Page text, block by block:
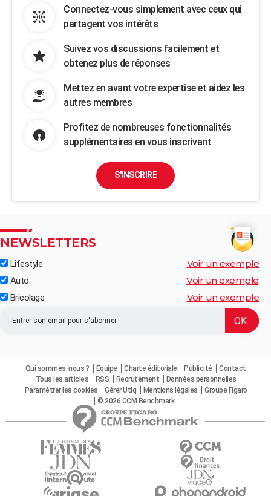
Connectez-vous simplement avec ceux qui
partagent vos intérêts
Suivez vos discussions facilement et
obtenez plus de réponses
Mettez en avant votre expertise et aidez les
autres membres
Profitez de nombreuses fonctionnalités
supplémentaires en vous inscrivant
S'INSCRIRE
NEWSLETTERS
Lifestyle Voir un exemple
Auto Voir un exemple
Bricolage Voir un exemple
Qui sommes-nous ? Equipe Charte éditoriale Publicité
Contact
Tous les articles
RSS Recrutement
Données personnelles
Paramétrer les cookies
Gérer Utiq Mentions légales
Groupe Figaro
© 2026 CCM Benchmark